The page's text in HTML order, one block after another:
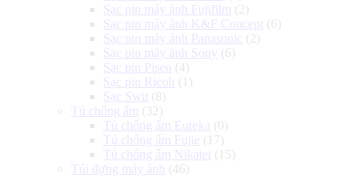
Sạc pin máy ảnh Fujifilm (2)
Sạc pin máy ảnh K&F Concept (6)
Sạc pin máy ảnh Panasonic (2)
Sạc pin máy ảnh Sony (6)
Sạc pin Pisen
(4)
Sạc pin Ricoh
(1)
Sạc Swit (8)
Tủ chống ẩm (32)
Tủ chống ẩm Eureka (0)
Tủ chống ẩm Fujie (17)
Tủ chống ẩm Nikatei (15)
Túi đựng máy ảnh
(46)